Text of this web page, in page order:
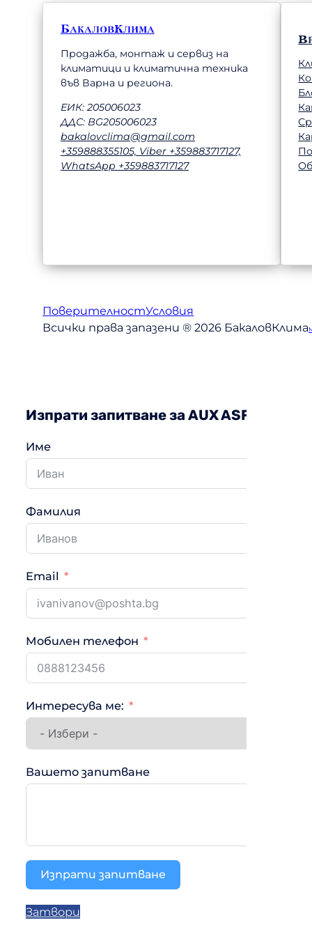
БакаловКлима
Продажба, монтаж и сервиз на
климатици и климатична техника
във Варна и региона.
ЕИК: 205006023
ДДС: BG205006023
bakalovclima@gmail.com
+359888355105, Viber +359883717127,
WhatsApp +359883717127
ПоверителностУсловия
Всички права запазени ® 2026 БакаловКлима
Изпрати запитване за AUX ASF-
Име
Фамилия
Email
Мобилен телефон
Интересува ме:
Вашето запитване
Изпрати запитване
Затвори